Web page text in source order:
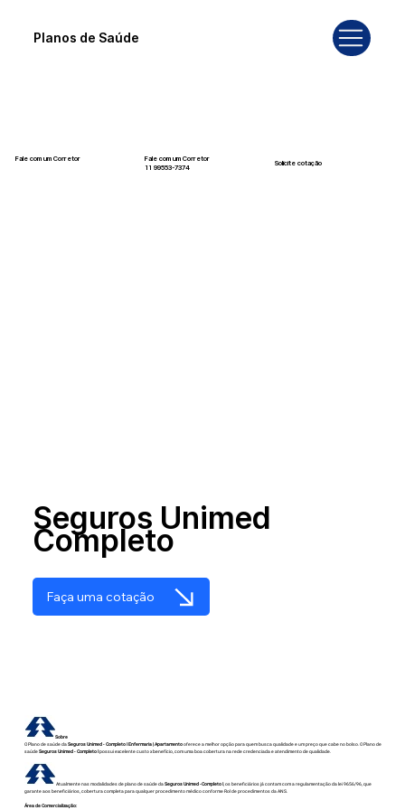
Planos de Saúde
Fale com um Corretor
Fale com um Corretor
11 99553-7374
Solicite cotação
Seguros Unimed
Completo
Faça uma cotação
Sobre
O Plano de saúde daSeguros Unimed - Completo I Enfermaria | Apartamentooferece a melhor opção para quem busca qualidade e um preço que cabe no bolso. O Plano de
saúdeSeguros Unimed - Completo Ipossui excelente custo x benefício, com uma boa cobertura na rede credenciada e atendimento de qualidade.
Atualmente nas modalidades de plano de saúde daSeguros Unimed - Completo I, os beneficiários já contam com a regulamentação da lei 9656/96, que
garante aos beneficiários, cobertura completa para qualquer procedimento médico conforme Rol de procedimentos da ANS.
Área de Comercialização: